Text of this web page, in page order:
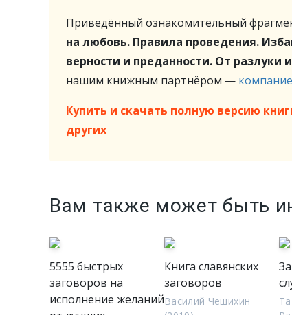
Приведённый ознакомительный
на любовь. Правила проведения.
верности и преданности. От разлуки
нашим книжным партнёром —
Купить и скачать полную версию
других
Вам также может быть
5555 быстрых
заговоров на
исполнение желаний
Книга славянских
заговоров
Василий Чешихин